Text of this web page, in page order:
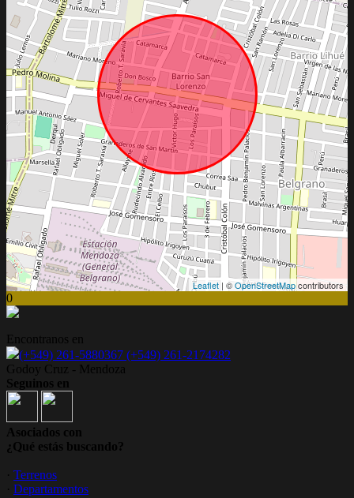
Leaflet | ©OpenStreetMapcontributors
0
Encontranos en
(+549) 261-5880367 (+549) 261-2174282
Godoy Cruz - Mendoza
Seguinos en
Asociados con
¿Qué estás buscando?
· Terrenos
· Departamentos